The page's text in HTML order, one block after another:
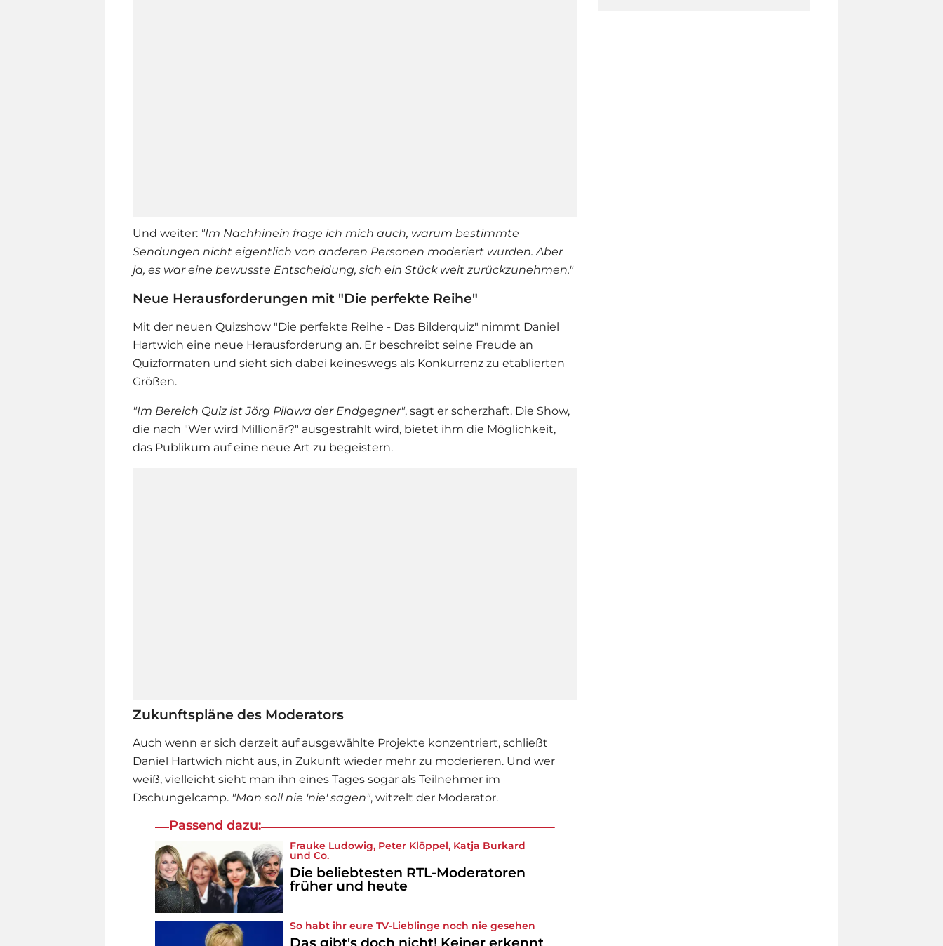
Und weiter: "Im Nachhinein frage ich mich auch, warum bestimmte
Sendungen nicht eigentlich von anderen Personen moderiert wurden. Aber
ja, es war eine bewusste Entscheidung, sich ein Stück weit zurückzunehmen."
Neue Herausforderungen mit "Die perfekte Reihe"
Mit der neuen Quizshow "Die perfekte Reihe - Das Bilderquiz" nimmt Daniel
Hartwich eine neue Herausforderung an. Er beschreibt seine Freude an
Quizformaten und sieht sich dabei keineswegs als Konkurrenz zu etablierten
Größen.
"Im Bereich Quiz ist Jörg Pilawa der Endgegner", sagt er scherzhaft. Die Show,
die nach "Wer wird Millionär?" ausgestrahlt wird, bietet ihm die Möglichkeit,
das Publikum auf eine neue Art zu begeistern.
Zukunftspläne des Moderators
Auch wenn er sich derzeit auf ausgewählte Projekte konzentriert, schließt
Daniel Hartwich nicht aus, in Zukunft wieder mehr zu moderieren. Und wer
weiß, vielleicht sieht man ihn eines Tages sogar als Teilnehmer im
Dschungelcamp. "Man soll nie 'nie' sagen", witzelt der Moderator.
Passend dazu:
Frauke Ludowig, Peter Klöppel, Katja Burkard
und Co.
Die beliebtesten RTL-Moderatoren
früher und heute
So habt ihr eure TV-Lieblinge noch nie gesehen